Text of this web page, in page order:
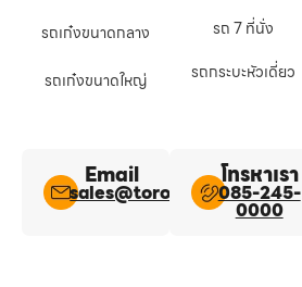
รถเก๋งขนาดกลาง
รถเก๋งขนาดใหญ่
รถ 7 ที่นั่ง
รถกระบะหัวเดี่ยว
Email
sales@toroddee.com
โทรหาเรา
085-245-
0000